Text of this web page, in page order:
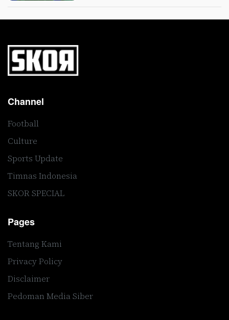
Channel
Football
Culture
Sports Update
Timnas Indonesia
SKOR SPECIAL
Pages
Tentang Kami
Privacy Policy
Disclaimer
Pedoman Media Siber